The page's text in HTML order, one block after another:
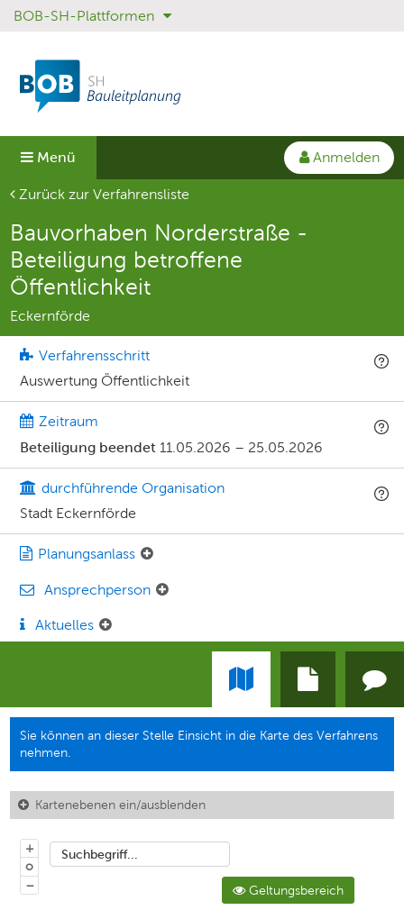
Sprungmenü
Direkt
Hauptnavigation
springen
Direkt
Inhalt
springen
BOB-SH-Plattformen
Menü
Anmelden
Aktuelle Seite
Zurück zur Verfahrensliste
Bauvorhaben Norderstraße -
Beteiligung betroffene
Öffentlichkeit
Eckernförde
Verfahrensschritt
Auswertung Öffentlichkeit
Zeitraum
Beteiligung beendet 11.05.2026 – 25.05.2026
durchführende Organisation
Stadt Eckernförde
Planungsanlass
Ansprechperson
Aktuelles
Sie können an dieser Stelle Einsicht in die Karte des Verfahrens
nehmen.
Kartenebenen ein/ausblenden
Suchbegriff...
Geltungsbereich
+
o
−